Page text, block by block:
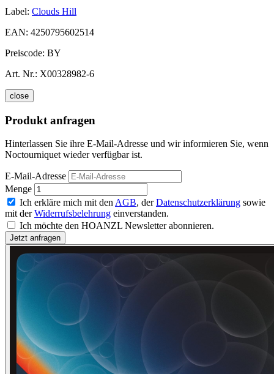
Label: Clouds Hill
EAN: 4250795602514
Preiscode: BY
Art. Nr.: X00328982-6
close
Produkt anfragen
Hinterlassen Sie ihre E-Mail-Adresse und wir informieren Sie, wenn
Noctourniquet wieder verfügbar ist.
E-Mail-Adresse
Menge
Ich erkläre mich mit den AGB, derDatenschutzerklärung sowie
mit derWiderrufsbelehrung einverstanden.
Ich möchte den HOANZL Newsletter abonnieren.